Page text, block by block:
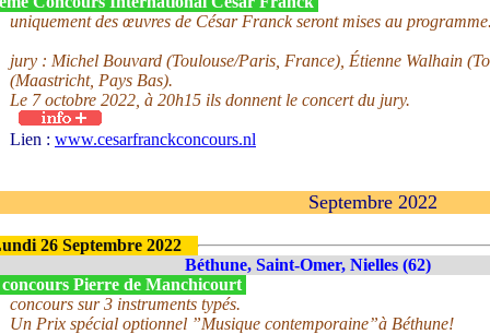
uniquement des œuvres de César Franck seront mises au
jury : Michel Bouvard (Toulouse/Paris, France), Étienne Walhain
(Maastricht, Pays Bas).
Le 7 octobre 2022, à 20h15 ils donnent le concert du jury.
Lien : www.cesarfranckconcours.nl
Septembre 2022
26 Septembre 2022
Béthune, Saint-Omer, Nielles (62)
concours Pierre de Manchicourt
concours sur 3 instruments typés.
Un Prix spécial optionnel ”Musique contemporaine”à Béthune!